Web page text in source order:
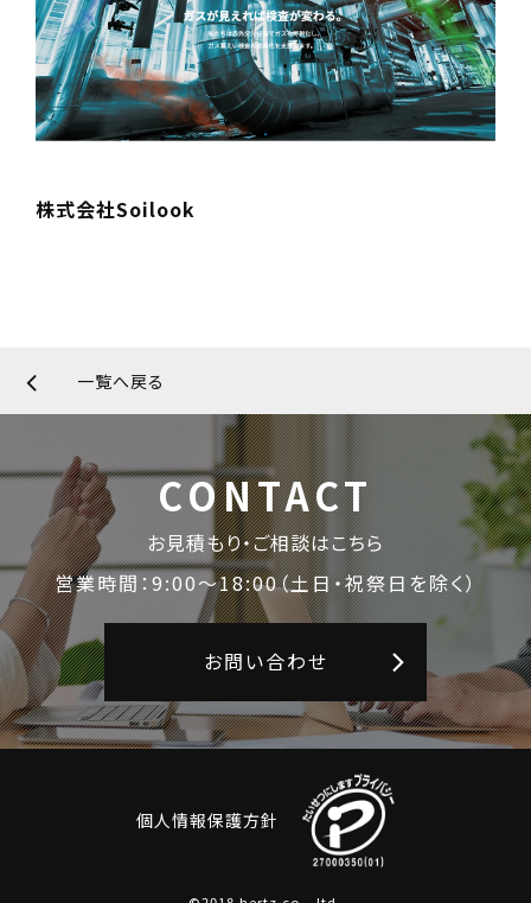
株式会社Soilook
一覧へ戻る
CONTACT
お見積もり・ご相談はこちら
営業時間：9:00〜18:00（土日・祝祭日を除く）
お問い合わせ
個人情報保護方針